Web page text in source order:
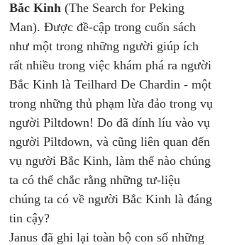
Bắc Kinh (The Search for Peking
Man). Được đề-cập trong cuốn sách
như một trong những người giúp ích
rất nhiều trong việc khám phá ra người
Bắc Kinh là Teilhard De Chardin - một
trong những thủ phạm lừa đảo trong vụ
người Piltdown! Do đã dính líu vào vụ
người Piltdown, và cũng liên quan đến
vụ người Bắc Kinh, làm thế nào chúng
ta có thể chắc rằng những tư-liệu
chúng ta có về người Bắc Kinh là đáng
tin cậy?
Janus đã ghi lại toàn bộ con số những